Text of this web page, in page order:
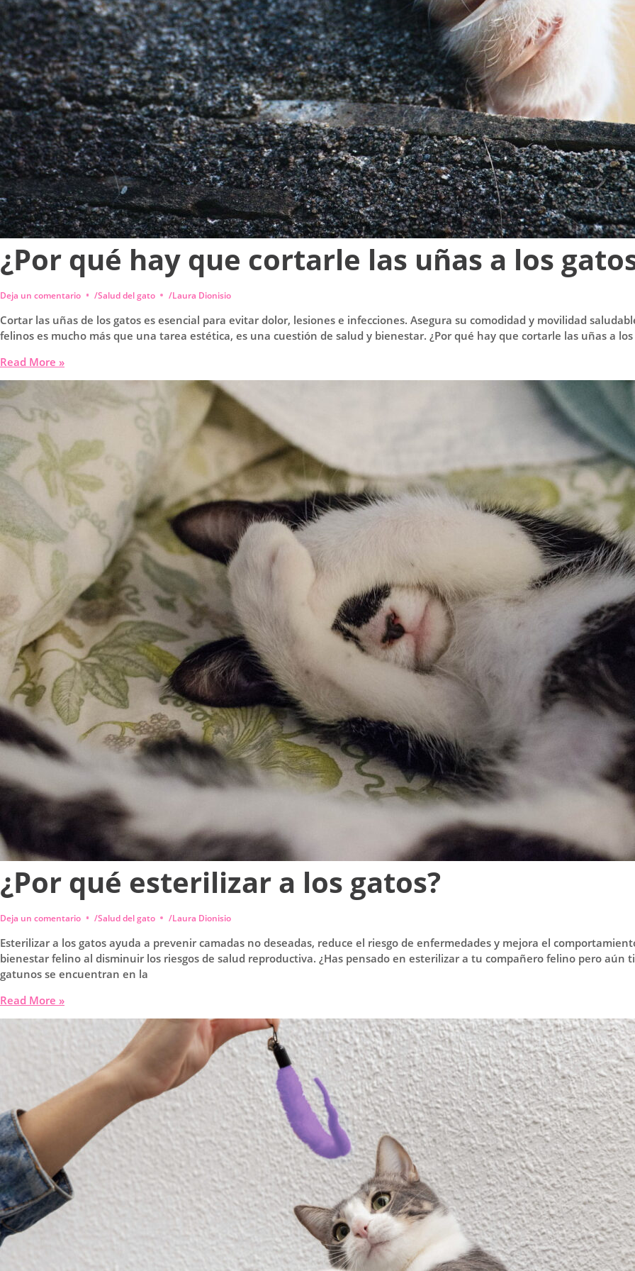
¿Por qué hay que cortarle las uñas a los
Deja un comentario /Salud del gato /Laura Dionisio
Cortar las uñas de los gatos es esencial para evitar dolor, lesiones e infecciones. Asegura su comodidad y movilidad
felinos es mucho más que una tarea estética, es una cuestión de salud y bienestar. ¿Por qué hay que cortarle las uñas a
¿Por
hay
que
cortarle
las
uñas
a
Read More »
¿Por qué esterilizar a los gatos?
Deja un comentario /Salud del gato /Laura Dionisio
Esterilizar a los gatos ayuda a prevenir camadas no deseadas, reduce el riesgo de enfermedades y mejora el
bienestar felino al disminuir los riesgos de salud reproductiva. ¿Has pensado en esterilizar a tu compañero felino pero aún
gatunos se encuentran en la
¿Por
Read More »